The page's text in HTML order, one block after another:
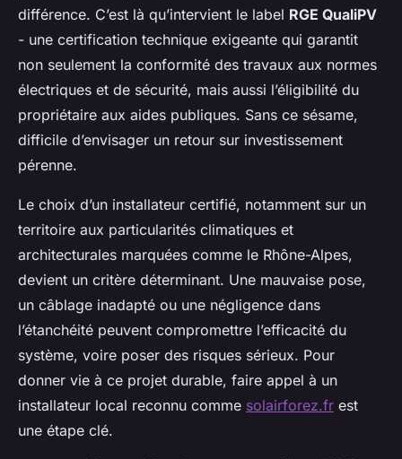
différence. C’est là qu’intervient le label RGE QualiPV
- une certification technique exigeante qui garantit
non seulement la conformité des travaux aux normes
électriques et de sécurité, mais aussi l’éligibilité du
propriétaire aux aides publiques. Sans ce sésame,
difficile d’envisager un retour sur investissement
pérenne.
Le choix d’un installateur certifié, notamment sur un
territoire aux particularités climatiques et
architecturales marquées comme le Rhône-Alpes,
devient un critère déterminant. Une mauvaise pose,
un câblage inadapté ou une négligence dans
l’étanchéité peuvent compromettre l’efficacité du
système, voire poser des risques sérieux. Pour
donner vie à ce projet durable, faire appel à un
installateur local reconnu comme solairforez.fr est
une étape clé.